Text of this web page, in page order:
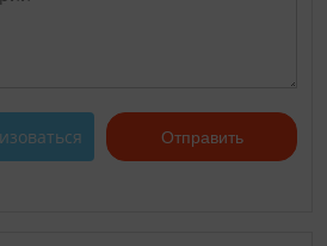
Отправить